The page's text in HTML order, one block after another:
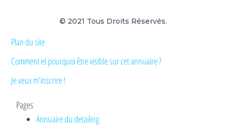
© 2021 Tous Droits Réservés.
Plan du site
Comment et pourquoi être visible sur cet annuaire ?
Je veux m’inscrire !
Pages
Annuaire du detailing